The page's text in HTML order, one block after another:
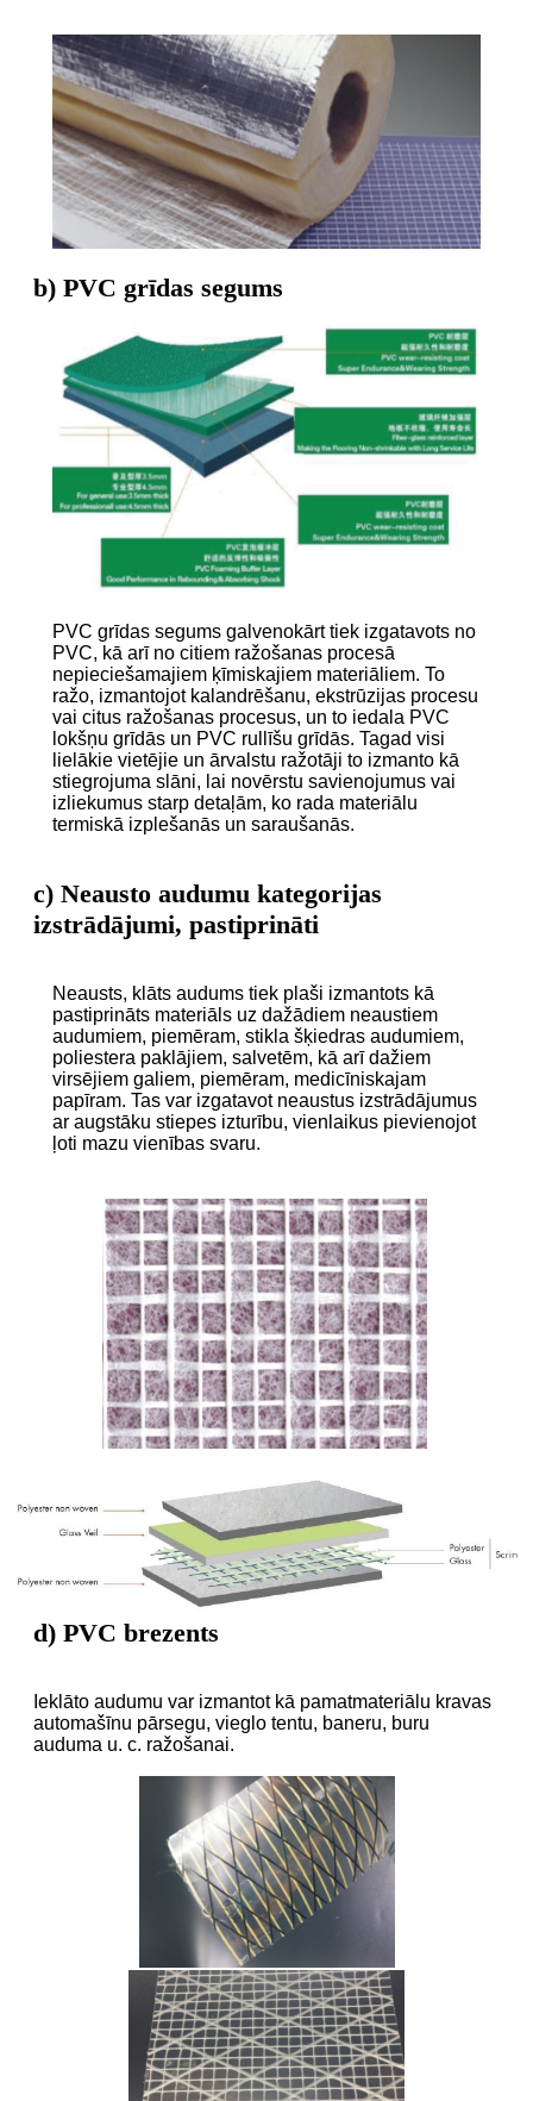
b) PVC grīdas segums
PVC grīdas segums galvenokārt tiek izgatavots no
PVC, kā arī no citiem ražošanas procesā
nepieciešamajiem ķīmiskajiem materiāliem. To
ražo, izmantojot kalandrēšanu, ekstrūzijas procesu
vai citus ražošanas procesus, un to iedala PVC
lokšņu grīdās un PVC rullīšu grīdās. Tagad visi
lielākie vietējie un ārvalstu ražotāji to izmanto kā
stiegrojuma slāni, lai novērstu savienojumus vai
izliekumus starp detaļām, ko rada materiālu
termiskā izplešanās un saraušanās.
c) Neausto audumu kategorijas
izstrādājumi, pastiprināti
Neausts, klāts audums tiek plaši izmantots kā
pastiprināts materiāls uz dažādiem neaustiem
audumiem, piemēram, stikla šķiedras audumiem,
poliestera paklājiem, salvetēm, kā arī dažiem
virsējiem galiem, piemēram, medicīniskajam
papīram. Tas var izgatavot neaustus izstrādājumus
ar augstāku stiepes izturību, vienlaikus pievienojot
ļoti mazu vienības svaru.
d) PVC brezents
Ieklāto audumu var izmantot kā pamatmateriālu kravas
automašīnu pārsegu, vieglo tentu, baneru, buru
auduma u. c. ražošanai.